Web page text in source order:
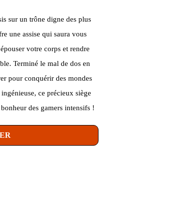
sur un trône digne des plus
une assise qui saura vous
votre corps et rendre
Terminé le mal de dos en
pour conquérir des mondes
ce précieux siège
des gamers intensifs !